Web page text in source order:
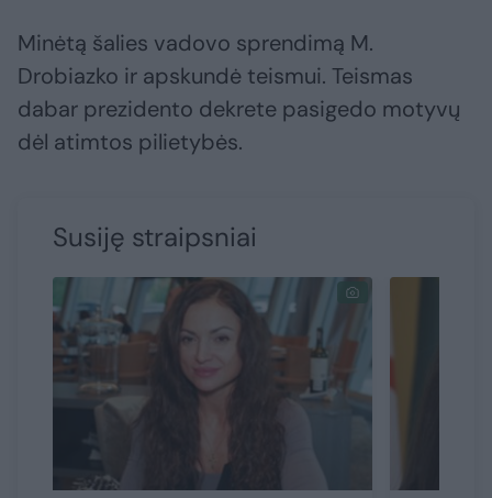
Minėtą šalies vadovo sprendimą M.
Drobiazko ir apskundė teismui. Teismas
dabar prezidento dekrete pasigedo motyvų
dėl atimtos pilietybės.
Susiję straipsniai